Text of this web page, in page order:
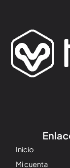
Inicio
Mi cuenta